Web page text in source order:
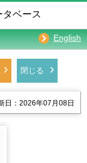
ベース
English
› 閉じる ›
日：2026年07月08日